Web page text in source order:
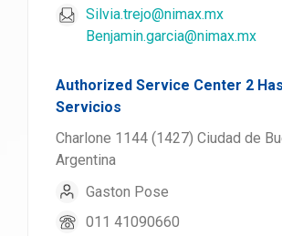
Silvia.trejo@nimax.mx
Benjamin.garcia@nimax.mx
Authorized Service Center 2
Servicios
Charlone 1144 (1427) Ciudad de
Argentina
Gaston Pose
011 41090660